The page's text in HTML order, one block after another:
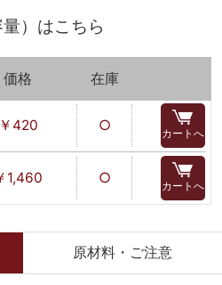
）はこちら
価格 在庫
￥420 ○ カートへ
1,460 ○ カートへ
原材料・ご注意